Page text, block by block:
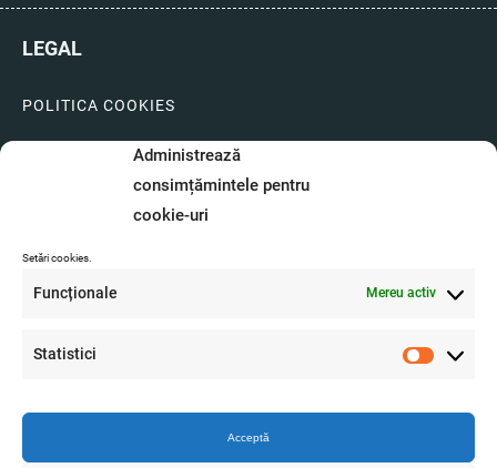
Administrează
consimțămintele pentru
cookie-uri
Setări cookies.
Funcționale Mereu activ
Statistici Statistici
Acceptă
LEGAL
POLITICA COOKIES
LIVRARI SI PLATI
GARANTIE SI SERVICE
A.N.P.C.